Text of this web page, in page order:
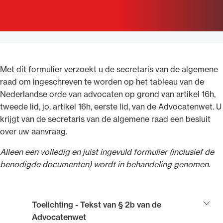
Met dit formulier verzoekt u de secretaris van de algemene
raad om ingeschreven te worden op het tableau van de
Nederlandse orde van advocaten op grond van artikel 16h,
tweede lid, jo. artikel 16h, eerste lid, van de Advocatenwet. U
krijgt van de secretaris van de algemene raad een besluit
over uw aanvraag.
Alleen een volledig en juist ingevuld formulier (inclusief de
benodigde documenten) wordt in behandeling genomen.
Toelichting - Tekst van § 2b van de
Advocatenwet
Alle wet- en regelgeving voor de advocatuur.
Van de Advocatenwet tot de Verordening op
de advocatuur (Voda) en de Regeling op de
advocatuur (Roda).